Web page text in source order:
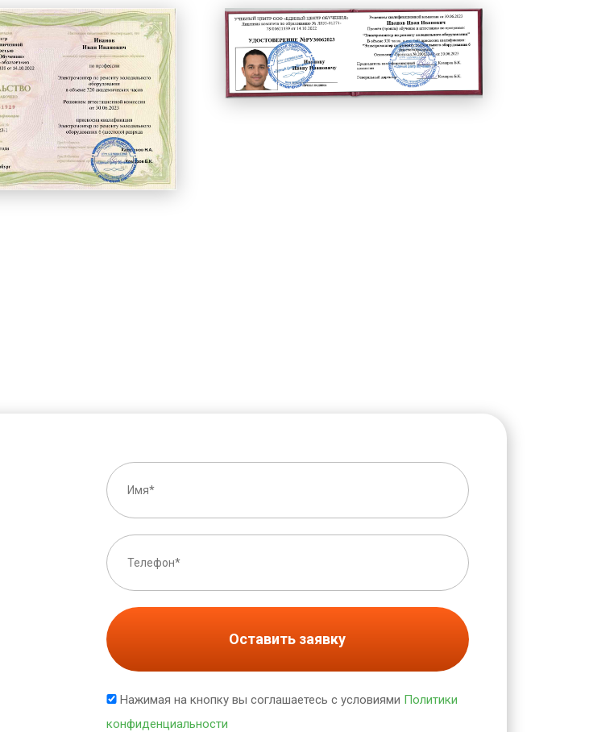
Оставить заявку
Нажимая на кнопку вы соглашаетесь с условиями Политики
конфиденциальности